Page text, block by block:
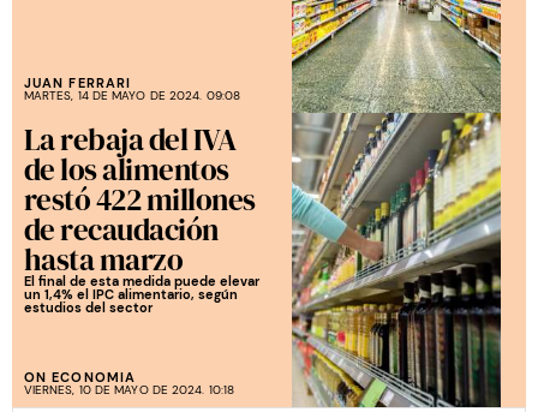
JUAN FERRARI
MARTES, 14 DE MAYO DE 2024. 09:08
La rebaja del IVA
de los alimentos
restó 422 millones
de recaudación
hasta marzo
El final de esta medida puede elevar
un 1,4% el IPC alimentario, según
estudios del sector
ON ECONOMIA
VIERNES, 10 DE MAYO DE 2024. 10:18